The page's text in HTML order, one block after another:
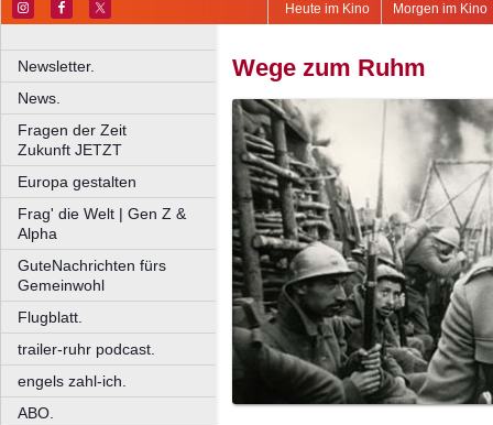
Morgen im Kino
Heute im Kino
Newsletter.
News.
Fragen der Zeit
Zukunft JETZT
Europa gestalten
Frag' die Welt | Gen Z &
Alpha
GuteNachrichten fürs
Gemeinwohl
Flugblatt.
trailer-ruhr podcast.
engels zahl-ich.
ABO.
Wege zum Ruhm